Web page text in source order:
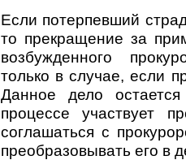
Если потерпевший
то прекращение за
возбужденного
только в случае, если
Данное дело
процессе участвует
соглашаться с
преобразовывать его в